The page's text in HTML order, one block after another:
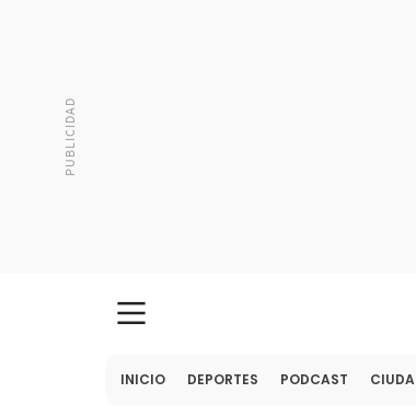
INICIO DEPORTES PODCAST